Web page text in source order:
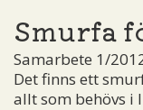
Smurfa
Samarbete 1/
Det finns ett
allt som behövs i